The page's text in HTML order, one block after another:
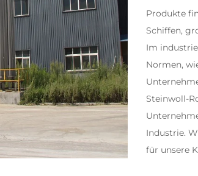
Produkte
Schiffen,
Im
Normen,
Steinwoll-
Industrie.
für unsere